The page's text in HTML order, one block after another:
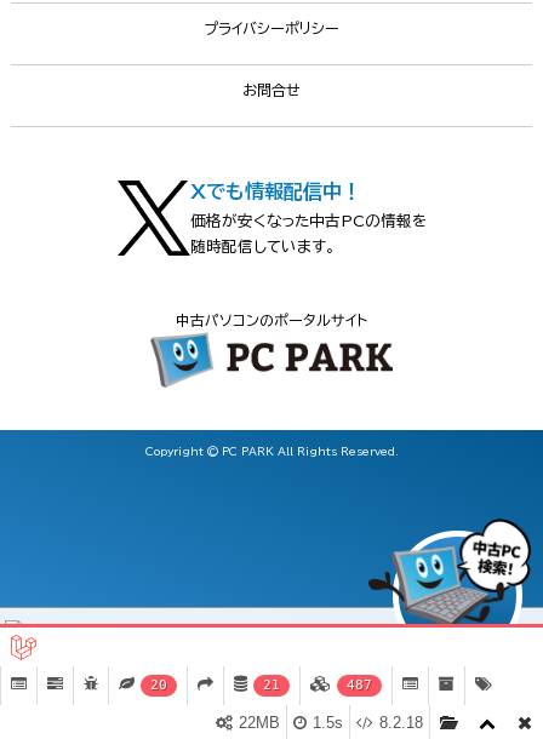
Latitude5320【中古】(5320-touch/Dell)（Core i5
詳細ページへ移動 お気入り登録
プライバシーポリシー
お問合せ
Xでも情報配信中！
価格が安くなった中古PCの情報を
随時配信しています。
中古パソコンのポータルサイト
Copyright © PC PARK All Rights Reserved.
20 21 487
8.2.18
1.5s
22MB